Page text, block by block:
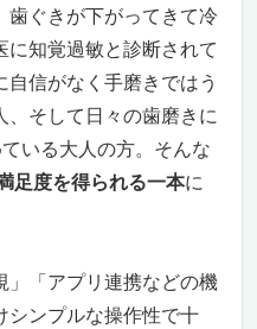
歯ぐきが下がってきて冷
に知覚過敏と診断されて
信がなく手磨きではう
、そして日々の歯磨きに
いる大人の方。そんな
足度を得られる一本に
」「アプリ連携などの機
シンプルな操作性で十